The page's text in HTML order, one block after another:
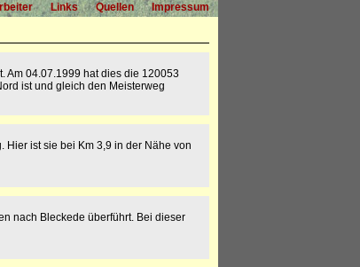
Links Quellen
Impressum
Am 04.07.1999 hat dies die 120053
ist und gleich den Meisterweg
ist sie bei Km 3,9 in der Nähe von
nach Bleckede überführt. Bei dieser